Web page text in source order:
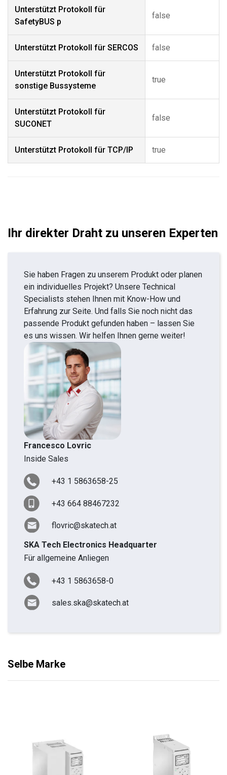
Unterstützt Protokoll für
SafetyBUS p
false
Unterstützt Protokoll für SERCOS false
Unterstützt Protokoll für
sonstige Bussysteme
true
Unterstützt Protokoll für
SUCONET
false
Unterstützt Protokoll für TCP/IP true
Ihr direkter Draht zu unseren Experten
Sie haben Fragen zu unserem Produkt oder planen
ein individuelles Projekt? Unsere Technical
Specialists stehen Ihnen mit Know-How und
Erfahrung zur Seite. Und falls Sie noch nicht das
passende Produkt gefunden haben – lassen Sie
es uns wissen. Wir helfen Ihnen gerne weiter!
Francesco Lovric
Inside Sales
+43 1 5863658-25
+43 664 88467232
flovric@skatech.at
SKA Tech Electronics Headquarter
Für allgemeine Anliegen
+43 1 5863658-0
sales.ska@skatech.at
Selbe Marke